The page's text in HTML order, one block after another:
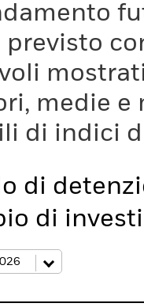
previsto
medie
di indici
di
di